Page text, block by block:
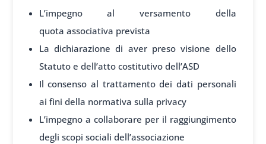
L’impegno al versamento della
quota associativa prevista
La dichiarazione di aver preso visione dello
Statuto e dell’atto costitutivo dell’ASD
Il consenso al trattamento dei dati personali
ai fini della normativa sulla privacy
L’impegno a collaborare per il raggiungimento
degli scopi sociali dell’associazione